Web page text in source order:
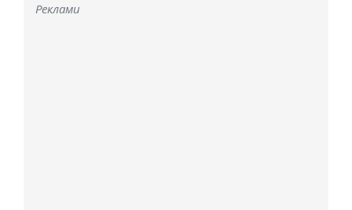
Реклами